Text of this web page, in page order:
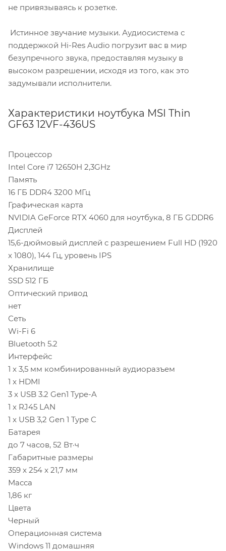
не привязываясь к розетке.
Истинное звучание музыки. Аудиосистема с
поддержкой Hi-Res Audio погрузит вас в мир
безупречного звука, предоставляя музыку в
высоком разрешении, исходя из того, как это
задумывали исполнители.
Характеристики ноутбука MSI Thin
GF63 12VF-436US
Процессор
Intel Core i7 12650H 2,3GHz
Память
16 ГБ DDR4 3200 МГц
Графическая карта
NVIDIA GeForce RTX 4060 для ноутбука, 8 ГБ GDDR6
Дисплей
15,6-дюймовый дисплей с разрешением Full HD (1920
x 1080), 144 Гц, уровень IPS
Хранилище
SSD 512 ГБ
Оптический привод
нет
Сеть
Wi-Fi 6
Bluetooth 5.2
Интерфейс
1 x 3,5 мм комбинированный аудиоразъем
1 x HDMI
3 x USB 3.2 Gen1 Type-A
1 x RJ45 LAN
1 x USB 3,2 Gen 1 Type C
Батарея
до 7 часов, 52 Вт·ч
Габаритные размеры
359 x 254 x 21,7 мм
Масса
1,86 кг
Цвета
Черный
Операционная система
Windows 11 домашняя